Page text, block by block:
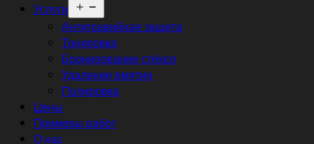
Услуги
меню
Антигравийная защита
Тонировка
Бронирование стёкол
Удаление вмятин
Полировка
Цены
Примеры работ
О нас